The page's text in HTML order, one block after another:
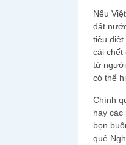
Nếu
đất
tiêu diệt
cái chết
từ
có thể
Chính
hay
bọn
quê